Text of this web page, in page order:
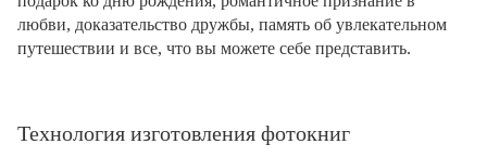
любви, доказательство дружбы, память об увлекательном
путешествии и все, что вы можете себе представить.
Технология изготовления фотокниг